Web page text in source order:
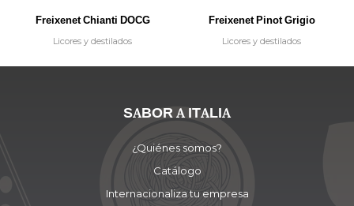
Freixenet Chianti DOCG
Licores y destilados
Freixenet Pinot Grigio
Licores y destilados
SABOR A ITALIA
¿Quiénes somos?
Catálogo
Internacionaliza tu empresa